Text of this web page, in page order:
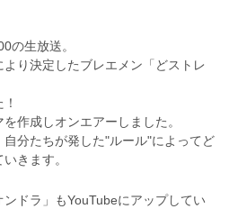
の生放送。
り決定したブレエメン「どストレ
作成しオンエアーしました。
分たちが発した"ルール"によってど
きます。
ドラ」もYouTubeにアップしてい